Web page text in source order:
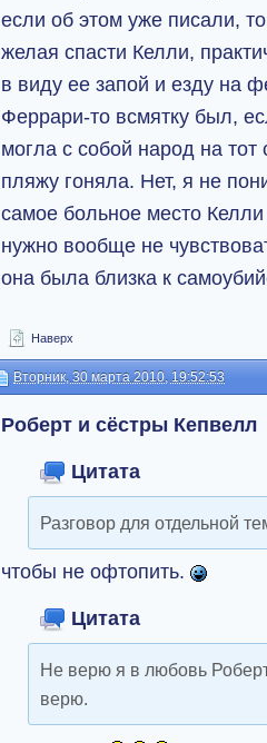
если об этом уже писали,
желая спасти Келли,
в виду ее запой и езду на
Феррари-то всмятку был,
могла с собой народ на тот
пляжу гоняла. Нет, я не
самое больное место
нужно вообще не
она была близка к
Наверх
Вторник, 30 марта 2010, 19:52:53
Роберт и сёстры Кепвелл
Цитата
Разговор для отдельной
чтобы не офтопить.
Цитата
Не верю я в любовь
верю.